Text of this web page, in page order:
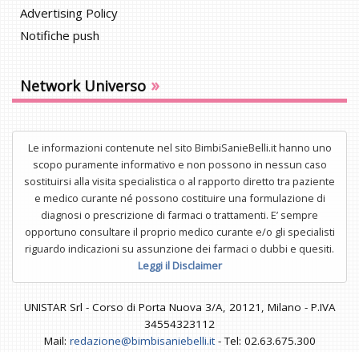
Advertising Policy
Notifiche push
Network Universo »
Le informazioni contenute nel sito BimbiSanieBelli.it hanno uno
scopo puramente informativo e non possono in nessun caso
sostituirsi alla visita specialistica o al rapporto diretto tra paziente
e medico curante né possono costituire una formulazione di
diagnosi o prescrizione di farmaci o trattamenti. E’ sempre
opportuno consultare il proprio medico curante e/o gli specialisti
riguardo indicazioni su assunzione dei farmaci o dubbi e quesiti.
Leggi il Disclaimer
UNISTAR Srl - Corso di Porta Nuova 3/A, 20121, Milano - P.IVA
34554323112
Mail: redazione@bimbisaniebelli.it- Tel: 02.63.675.300